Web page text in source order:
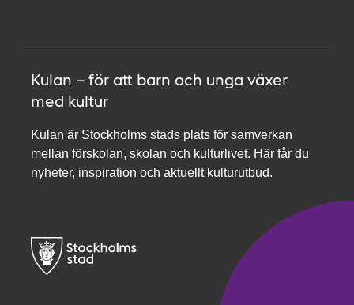
Kulan – för att barn och unga växer
med kultur
Kulan är Stockholms stads plats för samverkan
mellan förskolan, skolan och kulturlivet. Här får du
nyheter, inspiration och aktuellt kulturutbud.